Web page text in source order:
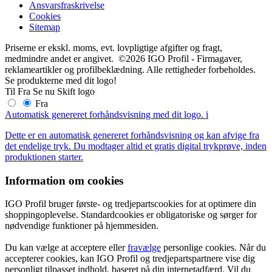
Ansvarsfraskrivelse
Cookies
Sitemap
Priserne er ekskl. moms, evt. lovpligtige afgifter og fragt,
medmindre andet er angivet. ©2026 IGO Profil - Firmagaver,
reklameartikler og profilbeklædning. Alle rettigheder forbeholdes.
Se produkterne med dit logo!
Til Fra Se nu Skift logo
Fra
Automatisk genereret forhåndsvisning med dit logo. i
Dette er en automatisk genereret forhåndsvisning og kan afvige fra
det endelige tryk. Du modtager altid et gratis digital trykprøve, inden
produktionen starter.
Information om cookies
IGO Profil bruger første- og tredjepartscookies for at optimere din
shoppingoplevelse. Standardcookies er obligatoriske og sørger for
nødvendige funktioner på hjemmesiden.
Du kan vælge at acceptere ellerfravælge personlige cookies. Når du
accepterer cookies, kan IGO Profil og tredjepartspartnere vise dig
personligt tilpasset indhold, baseret på din internetadfærd. Vil du